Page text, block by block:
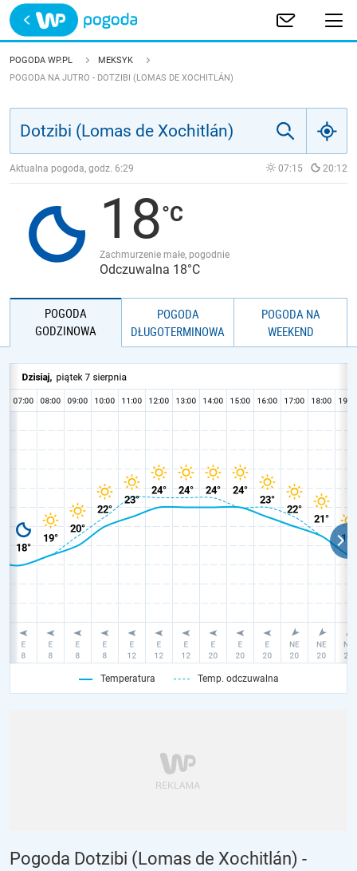
Trwa ładowanie
POLSKA
JAKOŚĆ POWIETRZA
POGODA WP.PL
MEKSYK
POGODA NA JUTRO - DOTZIBI (LOMAS DE XOCHITLÁN)
Aktualna pogoda, godz. 6:29 07:15 20:12
18
Zachmurzenie małe, pogodnie
Odczuwalna 18°C
POGODA
GODZINOWA
POGODA
DŁUGOTERMINOWA
POGODA NA
WEEKEND
Temperatura Temp. odczuwalna
Pogoda Dotzibi (Lomas de Xochitlán) -